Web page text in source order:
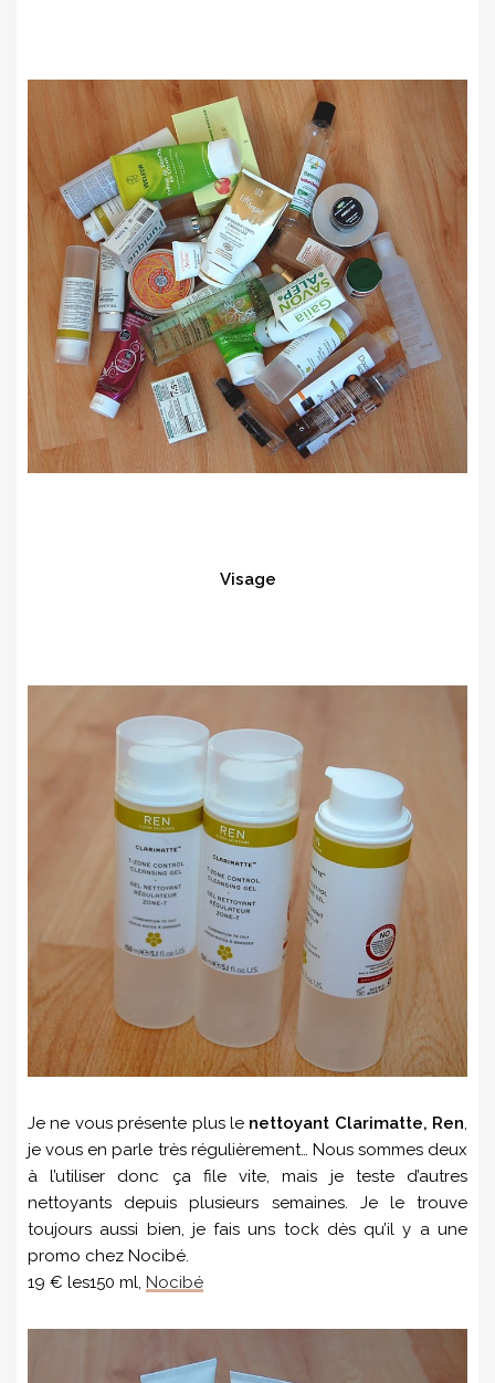
Visage
Je ne vous présente plus le nettoyant Clarimatte, Ren,
je vous en parle très régulièrement… Nous sommes deux
à l’utiliser donc ça file vite, mais je teste d’autres
nettoyants depuis plusieurs semaines. Je le trouve
toujours aussi bien, je fais uns tock dès qu’il y a une
promo chez Nocibé.
19 € les150 ml, Nocibé